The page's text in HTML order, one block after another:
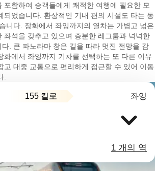
포함하여 승객들에게 쾌적한 여행에 필요한 모
되었습니다. 환상적인 기내 편의 시설도 타는 동
니다. 장화에서 좌잉까지의 열차는 가볍고 넓은
좌석을 갖추고 있으며 충분한 레그룸과 넉넉한
. 큰 파노라마 창은 길을 따라 멋진 전망을 감
화에서 좌잉까지 기차를 선택하는 또 다른 이유
고 대중 교통으로 편리하게 접근할 수 있어 이동
.
155 킬로 좌잉
1 개의 역